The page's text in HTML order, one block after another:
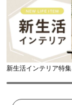
新生活インテリア特集